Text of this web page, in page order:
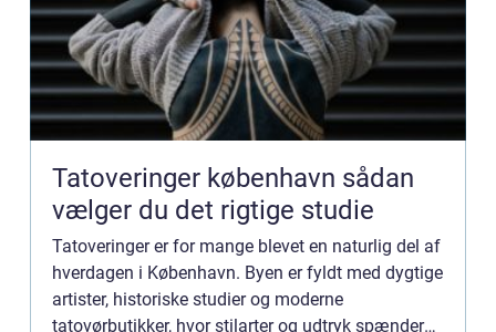
Tatoveringer københavn sådan
vælger du det rigtige studie
Tatoveringer er for mange blevet en naturlig del af
hverdagen i København. Byen er fyldt med dygtige
artister, historiske studier og moderne
tatovørbutikker, hvor stilarter og udtryk spænder